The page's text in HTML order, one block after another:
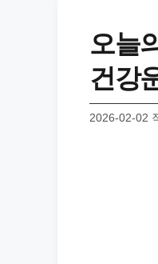
오늘
건강
2026-02-02